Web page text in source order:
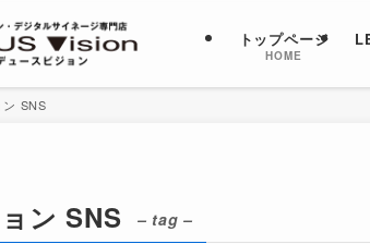
トップページ
HOME
SNS
ン SNS – tag –